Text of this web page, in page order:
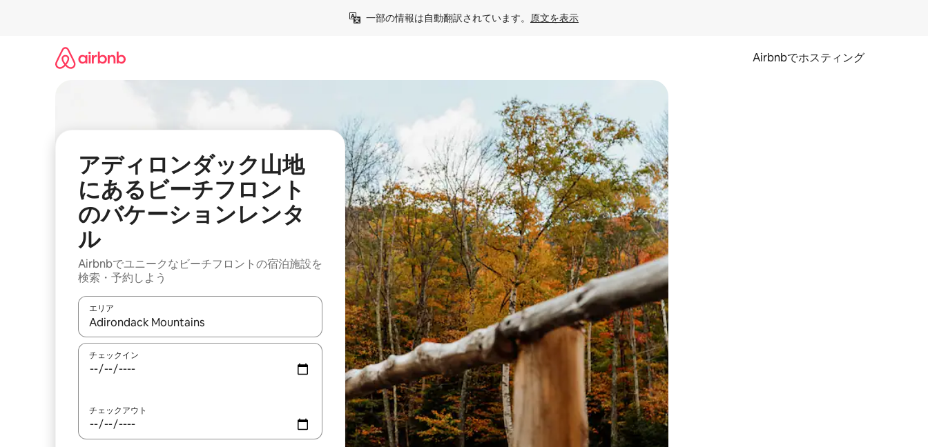
一部の情報は自動翻訳されています。 原文を表示
Airbnbでホスティング
アディロンダック山地
にあるビーチフロント
のバケーションレンタ
ル
Airbnbでユニークなビーチフロントの宿泊施設を
検索・予約しよう
エリア
検索結果が表示されたら、上下の矢印キーを使って移動するか、画面をタッチまたはスワイプして検索結果を確認することができます。
チェックイン
チェックアウト